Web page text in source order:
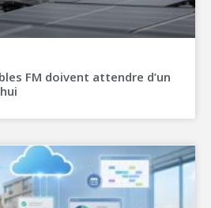
FM doivent attendre d’un